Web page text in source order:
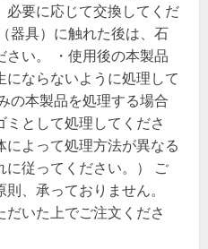
必要に応じて交換してくだ
器具）に触れた後は、石
い。 ・使用後の本製品
ならないように処理して
の本製品を処理する場合
として処理してくださ
よって処理方法が異なる
従ってください。） ご
、承っておりません。
いた上でご注文くださ